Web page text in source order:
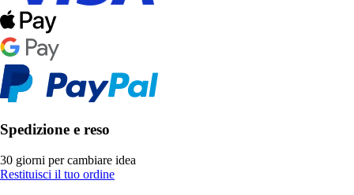
Spedizione e reso
30 giorni per cambiare idea
Restituisci il tuo ordine